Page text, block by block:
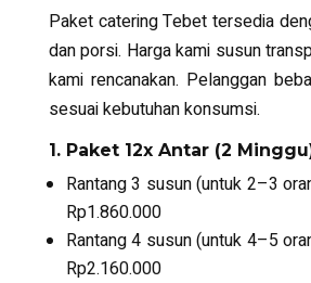
Paket catering Tebet tersedia
dan porsi. Harga kami susun
kami rencanakan. Pelanggan
sesuai kebutuhan konsumsi.
1. Paket 12x Antar (2
Rantang 3 susun (untuk 2–3
Rp1.860.000
Rantang 4 susun (untuk 4–5
Rp2.160.000